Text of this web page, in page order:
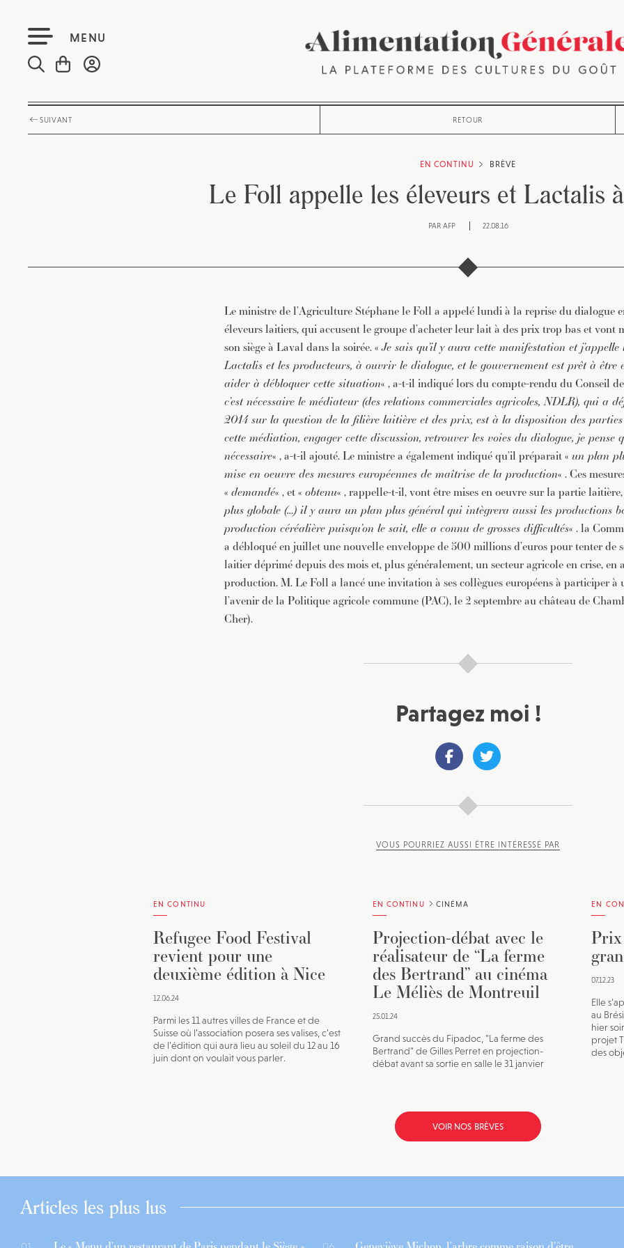
MENU
SUIVANT RETOUR
EN CONTINU BRÈVE
Le Foll appelle les éleveurs et Lactalis
PAR AFP 22.08.16
Le ministre de l’Agriculture Stéphane le Foll a appelé lundi à la reprise du dialogue
éleveurs laitiers, qui accusent le groupe d’acheter leur lait à des prix trop bas et vont
son siège à Laval dans la soirée. «Je sais qu’il y aura cette manifestation et j’appelle
Lactalis et les producteurs, à ouvrir le dialogue, et le gouvernement est prêt à être
aider à débloquer cette situation« , a-t-il indiqué lors du compte-rendu du Conseil
c’est nécessaire le médiateur (des relations commerciales agricoles, NDLR), qui a
2014 sur la question de la filière laitière et des prix, est à la disposition des
cette médiation, engager cette discussion, retrouver les voies du dialogue, je pense
nécessaire« , a-t-il ajouté. Le ministre a également indiqué qu’il préparait « un plan
mise en oeuvre des mesures européennes de maîtrise de la production« . Ces
« demandé« , et « obtenu« , rappelle-t-il, vont être mises en oeuvre sur la partie
plus globale (…) il y aura un plan plus général qui intègrera aussi les productions
production céréalière puisqu’on le sait, elle a connu de grosses difficultés« . la
a débloqué en juillet une nouvelle enveloppe de 500 millions d’euros pour tenter de
laitier déprimé depuis des mois et, plus généralement, un secteur agricole en crise, en
production. M. Le Foll a lancé une invitation à ses collègues européens à participer à
l’avenir de la Politique agricole commune (PAC), le 2 septembre au château de
Cher).
Partagez moi !
VOUS POURRIEZ AUSSI ÊTRE INTÉRESSÉ PAR
EN CONTINU
Refugee Food Festival
revient pour une
deuxième édition à Nice
12.06.24
Parmi les 11 autres villes de France et de
Suisse où l’association posera ses valises, c’est
de l’édition qui aura lieu au soleil du 12 au 16
juin dont on voulait vous parler.
EN CONTINU CINÉMA
Projection-débat avec le
réalisateur de “La ferme
des Bertrand” au cinéma
Le Méliès de Montreuil
25.01.24
Grand succès du Fipadoc, "La ferme des
Bertrand" de Gilles Perret en projection-
débat avant sa sortie en salle le 31 janvier
EN
07.12.23
Elle
au
hier
projet
des
VOIR NOS BRÈVES
Articles les plus lus